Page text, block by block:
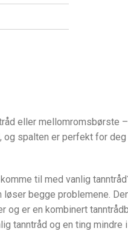
eller mellomromsbørste
og spalten er perfekt for
til med vanlig
løser begge problemene.
og er en kombinert
tanntråd og en ting mindre